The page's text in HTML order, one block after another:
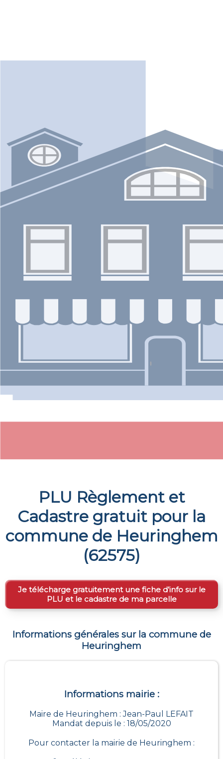
PLU Règlement et
Cadastre gratuit pour la
commune de Heuringhem
(62575)
Je télécharge gratuitement une fiche d’info sur le
PLU et le cadastre de ma parcelle
Informations générales sur la commune de
Heuringhem
Informations mairie :
Maire de Heuringhem : Jean-Paul LEFAIT
Mandat depuis le : 18/05/2020
Pour contacter la mairie de Heuringhem :